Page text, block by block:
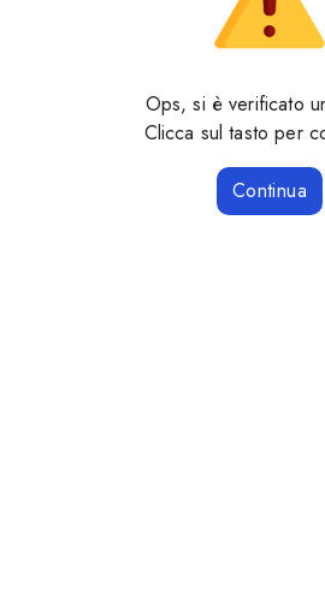
Ops, si è verificato
Clicca sul tasto per
Continua